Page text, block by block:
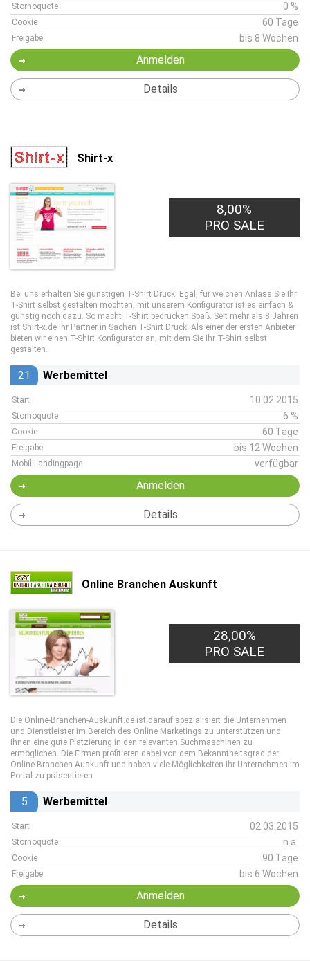
Stornoquote 0 %
Cookie 60 Tage
Freigabe bis 8 Wochen
Anmelden
Details
Shirt-x
8,00%
PRO SALE
Bei uns erhalten Sie günstigen T-Shirt Druck. Egal, für welchen Anlass Sie Ihr
T-Shirt selbst gestalten möchten, mit unserem Konfigurator ist es einfach &
günstig noch dazu. So macht T-Shirt bedrucken Spaß. Seit mehr als 8 Jahren
ist Shirt-x.de Ihr Partner in Sachen T-Shirt Druck. Als einer der ersten Anbieter
bieten wir einen T-Shirt Konfigurator an, mit dem Sie Ihr T-Shirt selbst
gestalten.
21 Werbemittel
Start 10.02.2015
Stornoquote 6 %
Cookie 60 Tage
Freigabe bis 12 Wochen
Mobil-Landingpage verfügbar
Anmelden
Details
Online Branchen Auskunft
0,50€
PRO LEAD
28,00%
PRO SALE
Die Online-Branchen-Auskunft.de ist darauf spezialisiert die Unternehmen
und Dienstleister im Bereich des Online Marketings zu unterstützen und
Ihnen eine gute Platzierung in den relevanten Suchmaschinen zu
ermöglichen. Die Firmen profitieren dabei von dem Bekanntheitsgrad der
Online Branchen Auskunft und haben viele Möglichkeiten Ihr Unternehmen im
Portal zu präsentieren.
5 Werbemittel
Start 02.03.2015
Stornoquote n.a.
Cookie 90 Tage
Freigabe bis 6 Wochen
Anmelden
Details